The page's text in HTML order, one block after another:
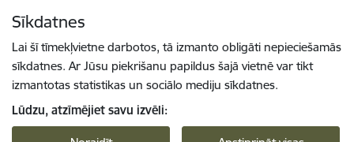
Sīkdatnes
Lai šī tīmekļvietne darbotos, tā izmanto obligāti nepieciešamās
sīkdatnes. Ar Jūsu piekrišanu papildus šajā vietnē var tikt
izmantotas statistikas un sociālo mediju sīkdatnes.
Lūdzu, atzīmējiet savu izvēli: